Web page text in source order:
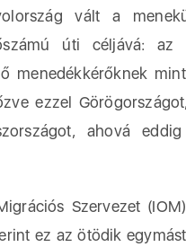
vált a
úti céljává: az
menedékkérőknek
ezzel
ahová
Szervezet
ez az ötödik